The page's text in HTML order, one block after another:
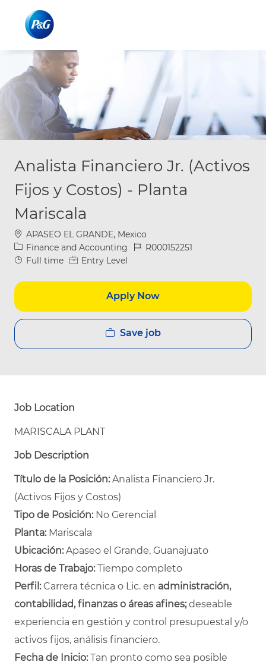
Analista Financiero Jr. (Activos
Fijos y Costos) - Planta
Mariscala
Location
APASEO EL GRANDE, Mexico
Category
Finance and Accounting Job IdR000152251
Job Type
Full time Entry Level
Apply Now
Save job
Job Location
MARISCALA PLANT
Job Description
Título de la Posición:Analista Financiero Jr.
(Activos Fijos y Costos)
Tipo de Posición:No Gerencial
Planta:Mariscala
Ubicación:Apaseo el Grande, Guanajuato
Horas de Trabajo:Tiempo completo
Perfil:Carrera técnica o Lic. en administración,
contabilidad, finanzas o áreas afines;deseable
experiencia en gestión y control presupuestal y/o
activos fijos, análisis financiero.
Fecha de Inicio:Tan pronto como sea posible